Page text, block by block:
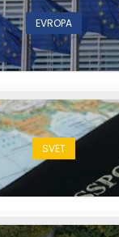
EVROPA
SVET